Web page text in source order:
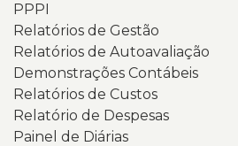
PPPI
Relatórios de Gestão
Relatórios de Autoavaliação
Demonstrações Contábeis
Relatórios de Custos
Relatório de Despesas
Painel de Diárias